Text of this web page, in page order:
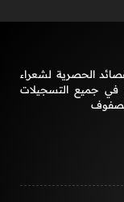
الحصرية لشعراء
في جميع التسجيلات